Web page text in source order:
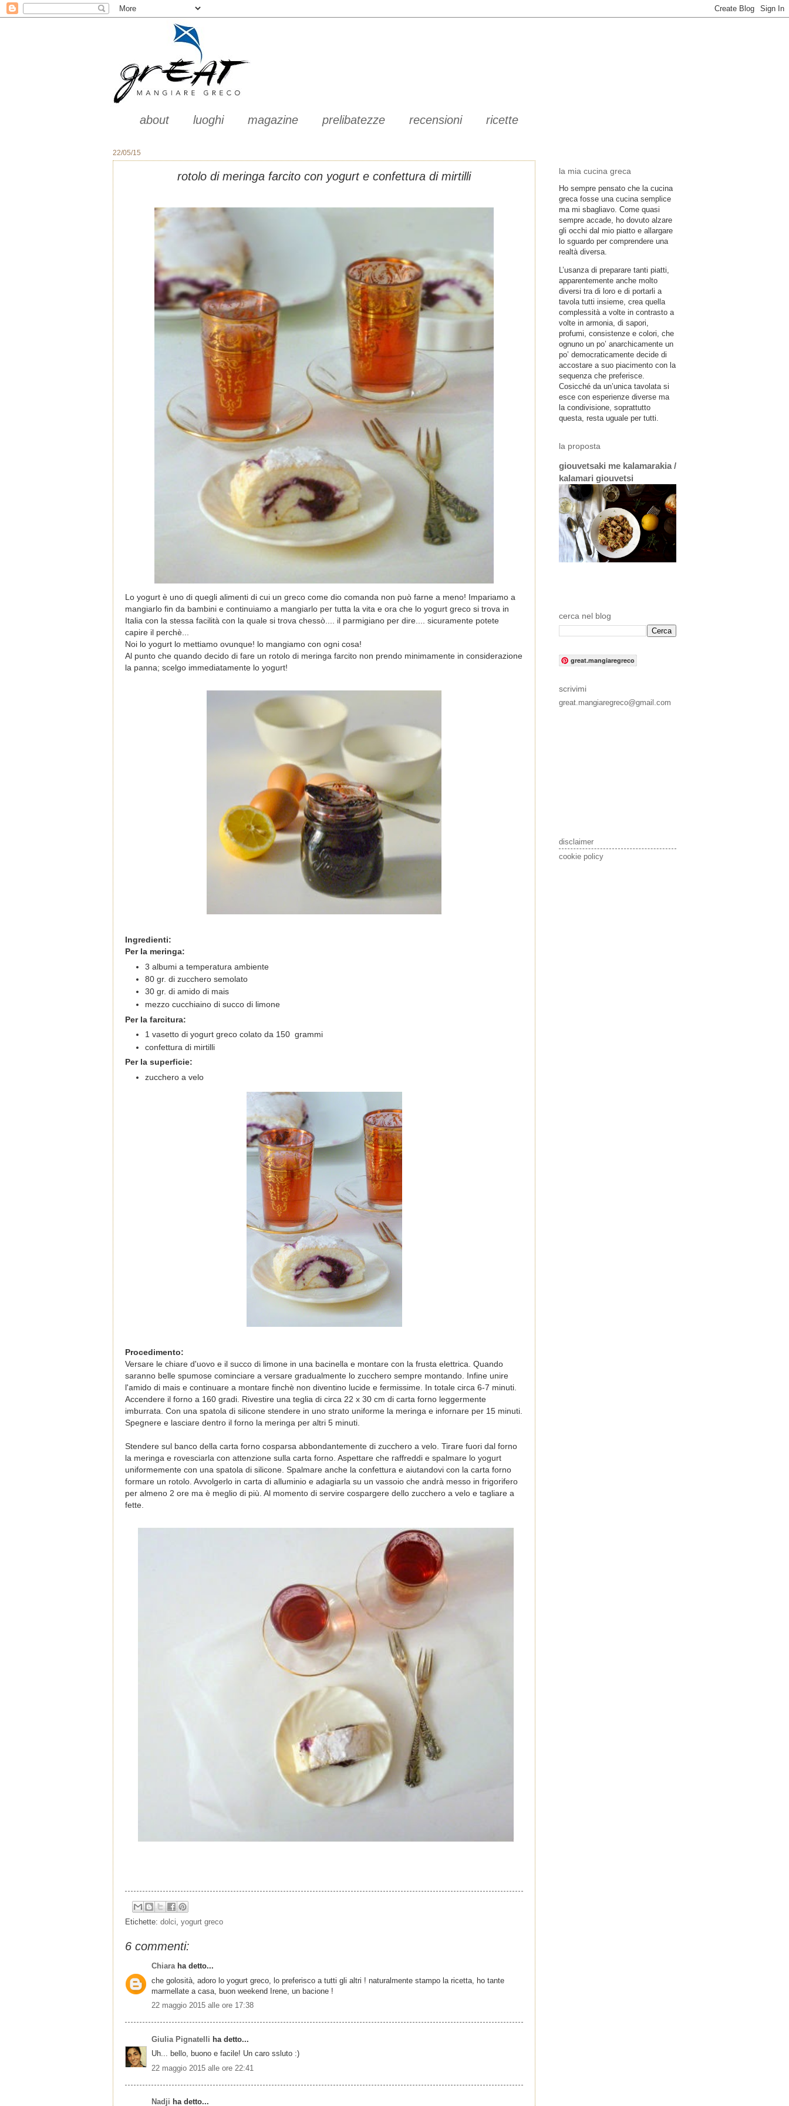
about luoghi magazine prelibatezze recensioni ricette
22/05/15
rotolo di meringa farcito con yogurt e confettura di mirtilli
Lo yogurt è uno di quegli alimenti di cui un greco come dio comanda non può farne a meno! Impariamo a
mangiarlo fin da bambini e continuiamo a mangiarlo per tutta la vita e ora che lo yogurt greco si trova in
Italia con la stessa facilità con la quale si trova chessò.... il parmigiano per dire.... sicuramente potete
capire il perchè...
Noi lo yogurt lo mettiamo ovunque! lo mangiamo con ogni cosa!
Al punto che quando decido di fare un rotolo di meringa farcito non prendo minimamente in considerazione
la panna; scelgo immediatamente lo yogurt!
Ingredienti:
Per la meringa:
3 albumi a temperatura ambiente
80 gr. di zucchero semolato
30 gr. di amido di mais
mezzo cucchiaino di succo di limone
Per la farcitura:
1 vasetto di yogurt greco colato da 150 grammi
confettura di mirtilli
Per la superficie:
zucchero a velo
Procedimento:
Versare le chiare d'uovo e il succo di limone in una bacinella e montare con la frusta elettrica. Quando
saranno belle spumose cominciare a versare gradualmente lo zucchero sempre montando. Infine unire
l'amido di mais e continuare a montare finchè non diventino lucide e fermissime. In totale circa 6-7 minuti.
Accendere il forno a 160 gradi. Rivestire una teglia di circa 22 x 30 cm di carta forno leggermente
imburrata. Con una spatola di silicone stendere in uno strato uniforme la meringa e infornare per 15 minuti.
Spegnere e lasciare dentro il forno la meringa per altri 5 minuti.
Stendere sul banco della carta forno cosparsa abbondantemente di zucchero a velo. Tirare fuori dal forno
la meringa e rovesciarla con attenzione sulla carta forno. Aspettare che raffreddi e spalmare lo yogurt
uniformemente con una spatola di silicone. Spalmare anche la confettura e aiutandovi con la carta forno
formare un rotolo. Avvolgerlo in carta di alluminio e adagiarla su un vassoio che andrà messo in frigorifero
per almeno 2 ore ma è meglio di più. Al momento di servire cospargere dello zucchero a velo e tagliare a
fette.
Etichette: dolci, yogurt greco
6 commenti:
Chiara ha detto...
che golosità, adoro lo yogurt greco, lo preferisco a tutti gli altri ! naturalmente stampo la ricetta, ho tante
marmellate a casa, buon weekend Irene, un bacione !
22 maggio 2015 alle ore 17:38
Giulia Pignatelli ha detto...
Uh... bello, buono e facile! Un caro ssluto :)
22 maggio 2015 alle ore 22:41
Nadji ha detto...
la mia cucina greca
Ho sempre pensato che la cucina
greca fosse una cucina semplice
ma mi sbagliavo. Come quasi
sempre accade, ho dovuto alzare
gli occhi dal mio piatto e allargare
lo sguardo per comprendere una
realtà diversa.
L’usanza di preparare tanti piatti,
apparentemente anche molto
diversi tra di loro e di portarli a
tavola tutti insieme, crea quella
complessità a volte in contrasto a
volte in armonia, di sapori,
profumi, consistenze e colori, che
ognuno un po’ anarchicamente un
po’ democraticamente decide di
accostare a suo piacimento con la
sequenza che preferisce.
Cosicché da un’unica tavolata si
esce con esperienze diverse ma
la condivisione, soprattutto
questa, resta uguale per tutti.
la proposta
giouvetsaki me kalamarakia /
kalamari giouvetsi
cerca nel blog
great.mangiaregreco
scrivimi
great.mangiaregreco@gmail.com
disclaimer
cookie policy